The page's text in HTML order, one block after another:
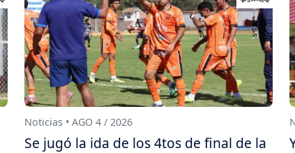
Noticias • AGO 4 / 2026
Se jugó la ida de los 4tos de final de la